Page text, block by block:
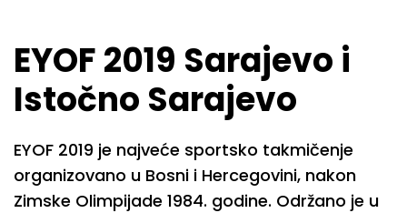
EYOF 2019 Sarajevo i
Istočno Sarajevo
EYOF 2019 je najveće sportsko takmičenje
organizovano u Bosni i Hercegovini, nakon
Zimske Olimpijade 1984. godine. Održano je u